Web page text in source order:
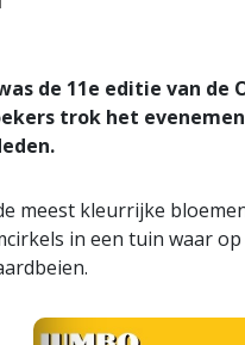
de 11e editie van de
trok het
meest kleurrijke
in een tuin waar